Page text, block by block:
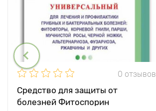
0 отзывов
Средство для защиты от
болезней Фитоспорин